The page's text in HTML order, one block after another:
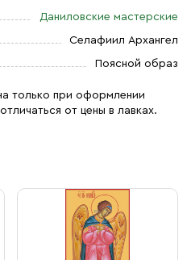
Даниловские мастерские
Селафиил Архангел
Поясной образ
только при оформлении
от цены в лавках.